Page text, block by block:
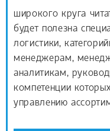
широкого круга
будет полезна
логистики,
менеджерам,
аналитикам,
компетенции
управлению